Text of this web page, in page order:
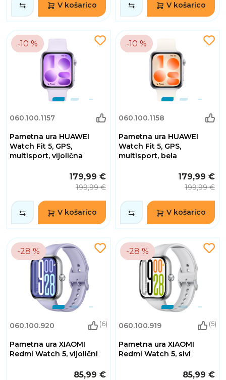
V košarico V košarico
-10 %
060.100.1157
Pametna ura HUAWEI
Watch Fit 5, GPS,
multisport, vijolična
179,99 €
199,99 €
V košarico
-10 %
060.100.1158
Pametna ura HUAWEI
Watch Fit 5, GPS,
multisport, bela
179,99 €
199,99 €
V košarico
-28 %
060.100.920 (6)
Pametna ura XIAOMI
Redmi Watch 5, vijolični
85,99 €
-28 %
060.100.919 (5)
Pametna ura XIAOMI
Redmi Watch 5, sivi
85,99 €